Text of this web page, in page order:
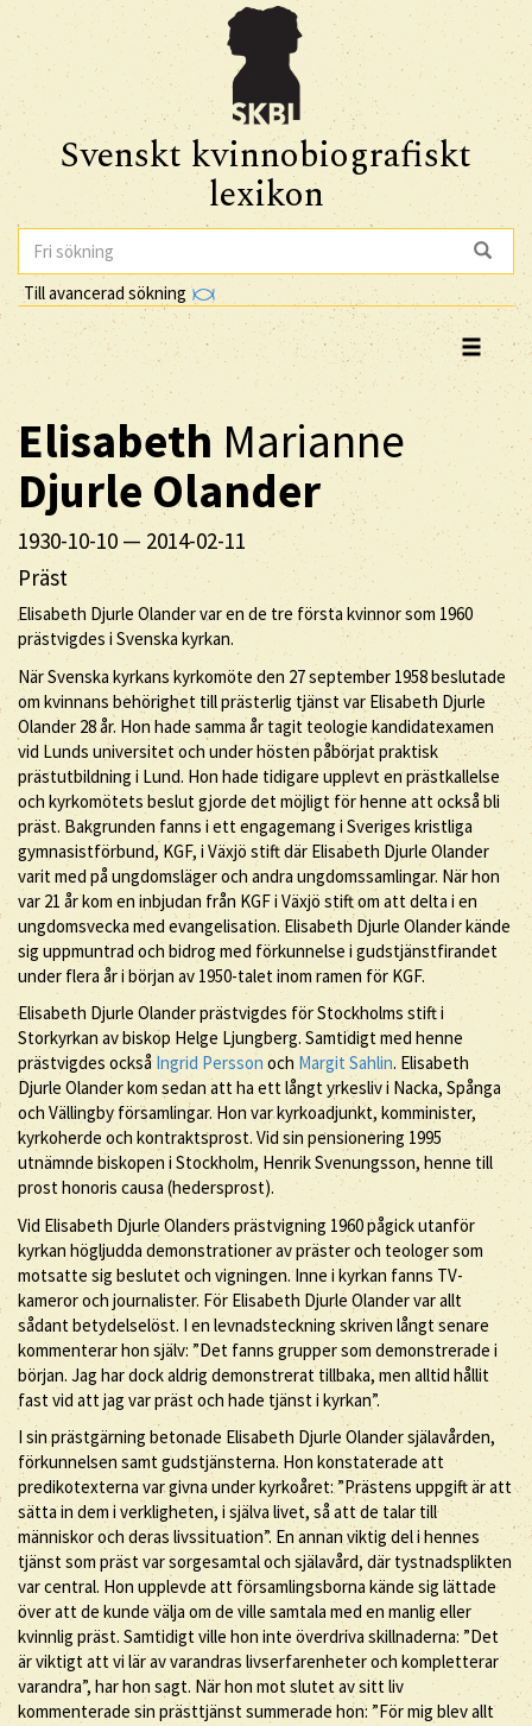
Svenskt kvinnobiografiskt
lexikon
Till avancerad sökning
ElisabethMarianne
Djurle Olander
1930-10-10 — 2014-02-11
Präst
Elisabeth Djurle Olander var en de tre första kvinnor som 1960
prästvigdes i Svenska kyrkan.
När Svenska kyrkans kyrkomöte den 27 september 1958 beslutade
om kvinnans behörighet till prästerlig tjänst var Elisabeth Djurle
Olander 28 år. Hon hade samma år tagit teologie kandidatexamen
vid Lunds universitet och under hösten påbörjat praktisk
prästutbildning i Lund. Hon hade tidigare upplevt en prästkallelse
och kyrkomötets beslut gjorde det möjligt för henne att också bli
präst. Bakgrunden fanns i ett engagemang i Sveriges kristliga
gymnasistförbund, KGF, i Växjö stift där Elisabeth Djurle Olander
varit med på ungdomsläger och andra ungdomssamlingar. När hon
var 21 år kom en inbjudan från KGF i Växjö stift om att delta i en
ungdomsvecka med evangelisation. Elisabeth Djurle Olander kände
sig uppmuntrad och bidrog med förkunnelse i gudstjänstfirandet
under flera år i början av 1950-talet inom ramen för KGF.
Elisabeth Djurle Olander prästvigdes för Stockholms stift i
Storkyrkan av biskop Helge Ljungberg. Samtidigt med henne
prästvigdes ocksåIngrid Persson och Margit Sahlin. Elisabeth
Djurle Olander kom sedan att ha ett långt yrkesliv i Nacka, Spånga
och Vällingby församlingar. Hon var kyrkoadjunkt, komminister,
kyrkoherde och kontraktsprost. Vid sin pensionering 1995
utnämnde biskopen i Stockholm, Henrik Svenungsson, henne till
prost honoris causa (hedersprost).
Vid Elisabeth Djurle Olanders prästvigning 1960 pågick utanför
kyrkan högljudda demonstrationer av präster och teologer som
motsatte sig beslutet och vigningen. Inne i kyrkan fanns TV-
kameror och journalister. För Elisabeth Djurle Olander var allt
sådant betydelselöst. I en levnadsteckning skriven långt senare
kommenterar hon själv: ”Det fanns grupper som demonstrerade i
början. Jag har dock aldrig demonstrerat tillbaka, men alltid hållit
fast vid att jag var präst och hade tjänst i kyrkan”.
I sin prästgärning betonade Elisabeth Djurle Olander själavården,
förkunnelsen samt gudstjänsterna. Hon konstaterade att
predikotexterna var givna under kyrkoåret: ”Prästens uppgift är att
sätta in dem i verkligheten, i själva livet, så att de talar till
människor och deras livssituation”. En annan viktig del i hennes
tjänst som präst var sorgesamtal och själavård, där tystnadsplikten
var central. Hon upplevde att församlingsborna kände sig lättade
över att de kunde välja om de ville samtala med en manlig eller
kvinnlig präst. Samtidigt ville hon inte överdriva skillnaderna: ”Det
är viktigt att vi lär av varandras livserfarenheter och kompletterar
varandra”, har hon sagt. När hon mot slutet av sitt liv
kommenterade sin prästtjänst summerade hon: ”För mig blev allt